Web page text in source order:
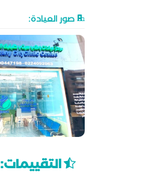
صور العيادة:
التقييمات: